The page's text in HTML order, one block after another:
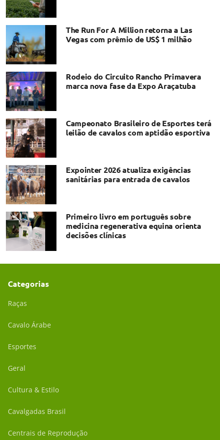
The Run For A Million retorna a Las
Vegas com prêmio de US$ 1 milhão
Rodeio do Circuito Rancho Primavera
marca nova fase da Expo Araçatuba
Campeonato Brasileiro de Esportes terá
leilão de cavalos com aptidão esportiva
Expointer 2026 atualiza exigências
sanitárias para entrada de cavalos
Primeiro livro em português sobre
medicina regenerativa equina orienta
decisões clínicas
Categorias
Raças
Cavalo Árabe
Esportes
Geral
Cultura & Estilo
Cavalgadas Brasil
Centrais de Reprodução